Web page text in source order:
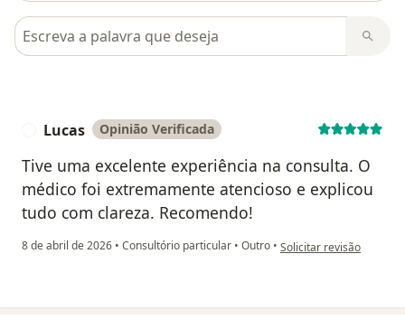
Pesquisar em opiniões
Lucas Opinião Verificada
Tive uma excelente experiência na consulta. O
médico foi extremamente atencioso e explicou
tudo com clareza. Recomendo!
8 de abril de 2026 • Consultório particular • Outro • na opinião do utilizador
Solicitar revisão